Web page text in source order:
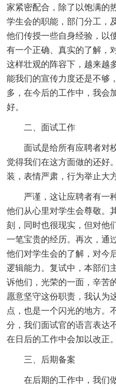
家紧密配合，除了以饱满的
学生会的职能，部门分工，
他们传授一些自身经验，以
有一个正确、真实的了解，
这样壮观的阵容下，越来越
能我们的宣传力度还是不够
多，在今后的工作中，我会
好。
二、面试工作
面试是给所有应聘者对
觉得我们在这方面做的还好
装，表情严肃，行为举止大
严谨，这让应聘者有一
他们从心里对学生会尊敬。
刻，同时也很现实，但对他
一笔宝贵的经历。再次，通
他们对学生会的了解，对今
逻辑能力。复试中，本部们
诉他们，光荣的一面，辛苦
愿意坚守这份职责，我认为
点，也是一个闪光的地方。
分，我们面试官的语言表达
在日后的工作中会加以改正。
三、后期备案
在后期的工作中，我们